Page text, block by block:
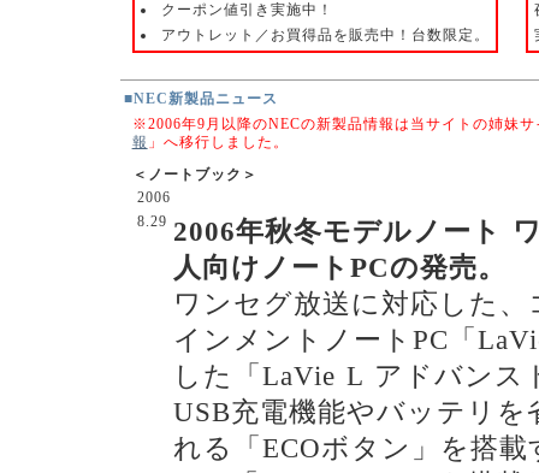
クーポン値引き実施中！
アウトレット／お買得品を販売中！台数限定。
■NEC新製品ニュース
※2006年9月以降のNECの新製品情報は当サイトの姉妹サ
報 」へ移行しました。
＜ノートブック＞
2006
8.29 2006年秋冬モデルノート
人向けノートPCの発売。
ワンセグ放送に対応した
インメントノートPC「
した「LaVie L アドバン
USB充電機能やバッテリ
れる「ECOボタン」を搭